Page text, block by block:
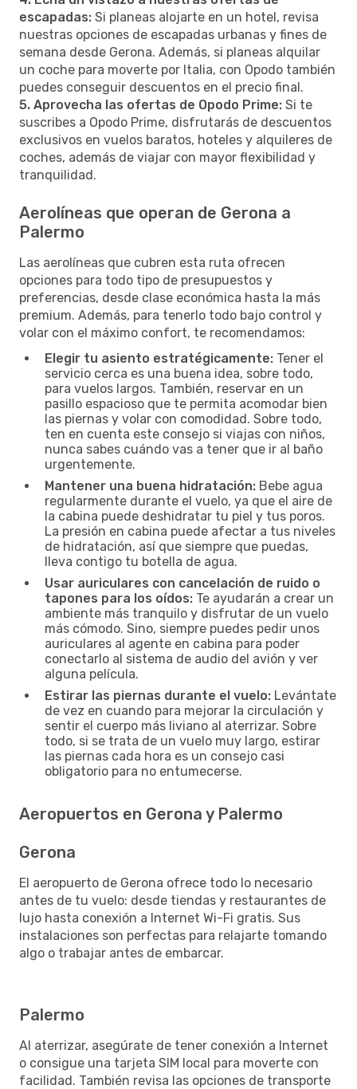
escapadas: Si planeas alojarte en un hotel, revisa
nuestras opciones de escapadas urbanas y fines de
semana desde Gerona. Además, si planeas alquilar
un coche para moverte por Italia, con Opodo también
puedes conseguir descuentos en el precio final.
5. Aprovecha las ofertas de Opodo Prime: Si te
suscribes a Opodo Prime, disfrutarás de descuentos
exclusivos en vuelos baratos, hoteles y alquileres de
coches, además de viajar con mayor flexibilidad y
tranquilidad.
Aerolíneas que operan de Gerona a
Palermo
Las aerolíneas que cubren esta ruta ofrecen
opciones para todo tipo de presupuestos y
preferencias, desde clase económica hasta la más
premium. Además, para tenerlo todo bajo control y
volar con el máximo confort, te recomendamos:
Elegir tu asiento estratégicamente: Tener el
servicio cerca es una buena idea, sobre todo,
para vuelos largos. También, reservar en un
pasillo espacioso que te permita acomodar bien
las piernas y volar con comodidad. Sobre todo,
ten en cuenta este consejo si viajas con niños,
nunca sabes cuándo vas a tener que ir al baño
urgentemente.
Mantener una buena hidratación: Bebe agua
regularmente durante el vuelo, ya que el aire de
la cabina puede deshidratar tu piel y tus poros.
La presión en cabina puede afectar a tus niveles
de hidratación, así que siempre que puedas,
lleva contigo tu botella de agua.
Usar auriculares con cancelación de ruido o
tapones para los oídos: Te ayudarán a crear un
ambiente más tranquilo y disfrutar de un vuelo
más cómodo. Sino, siempre puedes pedir unos
auriculares al agente en cabina para poder
conectarlo al sistema de audio del avión y ver
alguna película.
Estirar las piernas durante el vuelo: Levántate
de vez en cuando para mejorar la circulación y
sentir el cuerpo más liviano al aterrizar. Sobre
todo, si se trata de un vuelo muy largo, estirar
las piernas cada hora es un consejo casi
obligatorio para no entumecerse.
Aeropuertos en Gerona y Palermo
Gerona
El aeropuerto de Gerona ofrece todo lo necesario
antes de tu vuelo: desde tiendas y restaurantes de
lujo hasta conexión a Internet Wi-Fi gratis. Sus
instalaciones son perfectas para relajarte tomando
algo o trabajar antes de embarcar.
Palermo
Al aterrizar, asegúrate de tener conexión a Internet
o consigue una tarjeta SIM local para moverte con
facilidad. También revisa las opciones de transporte